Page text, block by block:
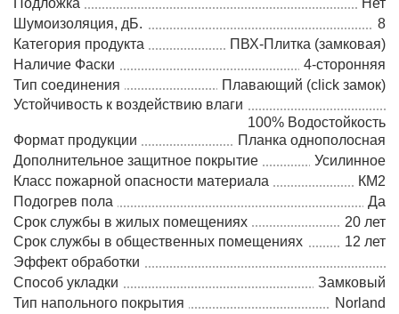
Подложка
Нет
Шумоизоляция, дБ.
8
Категория продукта
ПВХ-Плитка (замковая)
Наличие Фаски
4-сторонняя
Тип соединения
Плавающий (click замок)
Устойчивость к воздействию влаги
100% Водостойкость
Формат продукции
Планка однополосная
Дополнительное защитное покрытие
Усилинное
Класс пожарной опасности материала
КМ2
Подогрев пола
Да
Срок службы в жилых помещениях
20 лет
Срок службы в общественных помещениях
12 лет
Эффект обработки
Способ укладки
Замковый
Тип напольного покрытия
Norland